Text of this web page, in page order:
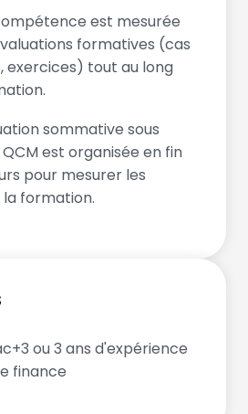
est mesurée
formatives (cas
exercices) tout au long
sommative sous
est organisée en fin
pour mesurer les
la formation.
ou 3 ans d'expérience
finance